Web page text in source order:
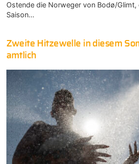
Ostende die Norweger von Bodø/Glimt,
Saison…
Zweite Hitzewelle in diesem
amtlich